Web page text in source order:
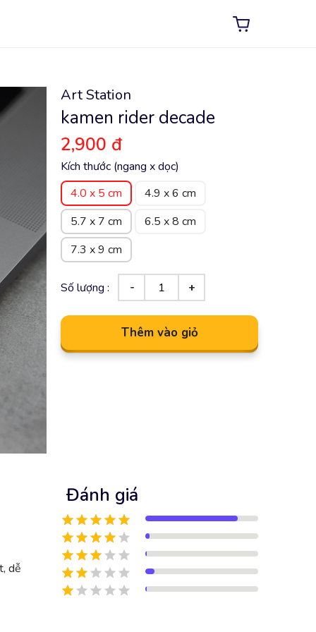
Art Station
kamen rider decade
2,900 đ
Kích thước (ngang x dọc)
4.0 x 5 cm
4.9 x 6 cm
5.7 x 7 cm
6.5 x 8 cm
7.3 x 9 cm
Số lượng :
Thêm vào giỏ
dễ
Đánh giá